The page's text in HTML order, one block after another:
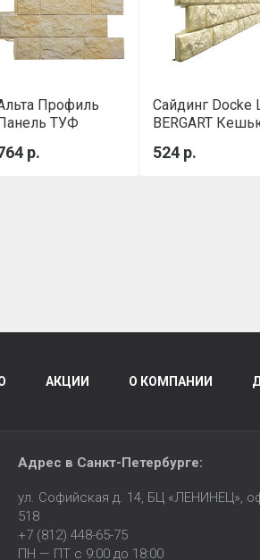
Профиль
ТУФ
х 0,591 м
р.
Сайдинг Docke
BERGART
524 р.
АКЦИИ О КОМПАНИИ
Адрес в Санкт-Петербурге:
ул. Софийская д. 14, БЦ «ЛЕНИНЕЦ»,
518
+7 (812) 448-65-75
ПН — ПТ с 9:00 до 18:00